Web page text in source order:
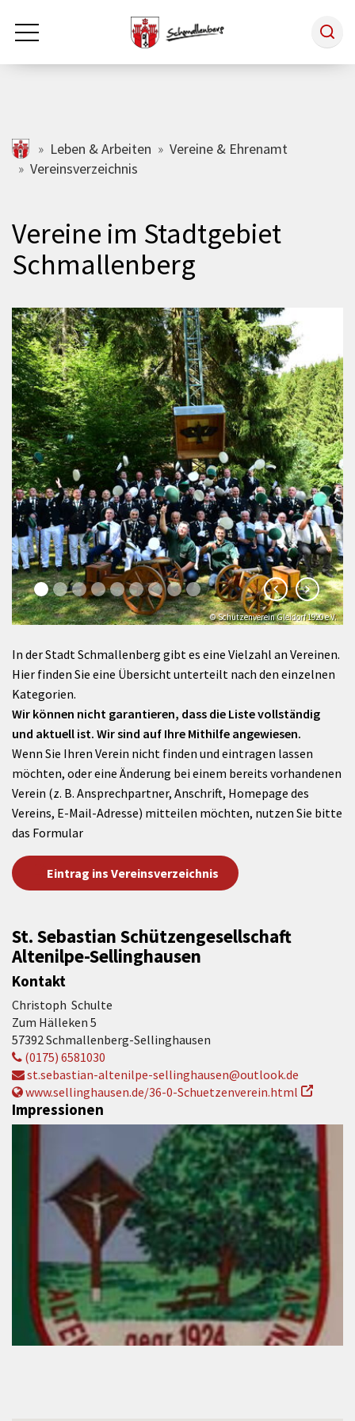
Zum Hauptinhalt springen
Rathaus & Politik
Tourismus
Wirtschaft
schmallenberg.de
Leben & Arbeiten
Vereine & Ehrenamt
Vereinsverzeichnis
Vereine im Stadtgebiet
Schmallenberg
© Schützenverein Gleidorf 1920 e.V.
© Klaus-Peter Kappest
In der Stadt Schmallenberg gibt es eine Vielzahl an Vereinen.
Hier finden Sie eine Übersicht unterteilt nach den einzelnen
Kategorien.
Wir können nicht garantieren, dass die Liste vollständig
und aktuell ist. Wir sind auf Ihre Mithilfe angewiesen.
Wenn Sie Ihren Verein nicht finden und eintragen lassen
möchten, oder eine Änderung bei einem bereits vorhandenen
Verein (z. B. Ansprechpartner, Anschrift, Homepage des
Vereins, E-Mail-Adresse) mitteilen möchten, nutzen Sie bitte
das Formular
Eintrag ins Vereinsverzeichnis
St. Sebastian Schützengesellschaft
Altenilpe-Sellinghausen
Kontakt
Christoph Schulte
Zum Hälleken 5
57392 Schmallenberg-Sellinghausen
(0175) 6581030
st.sebastian-altenilpe-sellinghausen@outlook.de
www.sellinghausen.de/36-0-Schuetzenverein.html
Impressionen